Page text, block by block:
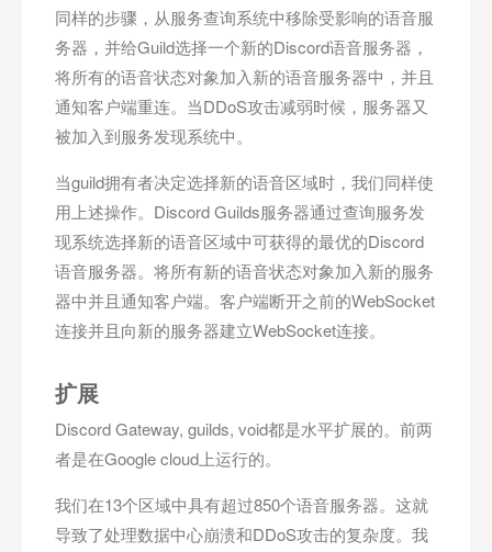
同样的步骤，从服务查询系统中移除受影响的语音服
务器，并给Guild选择一个新的Discord语音服务器，
将所有的语音状态对象加入新的语音服务器中，并且
通知客户端重连。当DDoS攻击减弱时候，服务器又
被加入到服务发现系统中。
当guild拥有者决定选择新的语音区域时，我们同样使
用上述操作。Discord Guilds服务器通过查询服务发
现系统选择新的语音区域中可获得的最优的Discord
语音服务器。将所有新的语音状态对象加入新的服务
器中并且通知客户端。客户端断开之前的WebSocket
连接并且向新的服务器建立WebSocket连接。
扩展
Discord Gateway, guilds, void都是水平扩展的。前两
者是在Google cloud上运行的。
我们在13个区域中具有超过850个语音服务器。这就
导致了处理数据中心崩溃和DDoS攻击的复杂度。我